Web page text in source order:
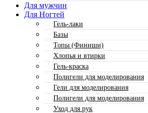
Для мужчин
Для Ногтей
Гель-лаки
Базы
Топы (Финиши)
Хлопья и втирки
Гель-краска
Полигели для моделирования
Гели для моделирования
Полигели для моделирования
Уход для рук